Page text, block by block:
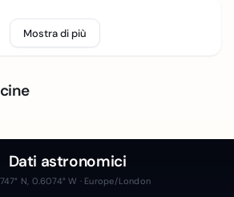
Mostra di più
Dati astronomici
N, 0.6074° W · Europe/London